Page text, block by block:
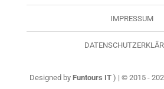
IMPRESSUM
Designed byFuntours IT ) | © 2015 -